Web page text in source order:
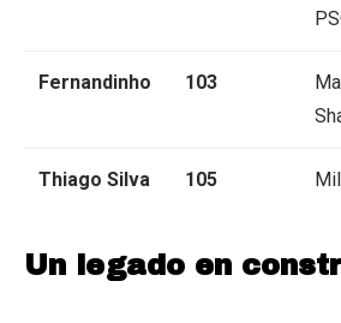
Fernandinho 103
Thiago Silva 105
Un legado en